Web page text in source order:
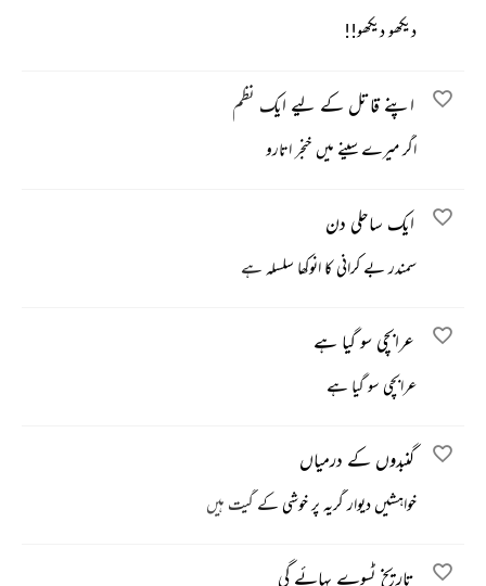
دیکھو دیکھو!!
اپنے قاتل کے لیے ایک نظم
اگر میرے سینے میں خنجر اتارو
ایک ساحلی دن
سمندر بے کرانی کا انوکھا سلسلہ ہے
عرابچی سو گیا ہے
عرابچی سو گیا ہے
گنبدوں کے درمیاں
خواہشیں دیوار گریہ پر خوشی کے گیت ہیں
تاریخ ٹسوے بہائے گی